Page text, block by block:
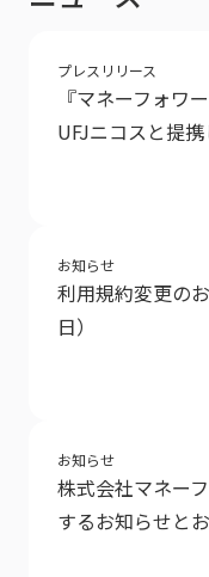
プレスリリース
『マネーフォワ
UFJニコスと提
お知らせ
利用規約変更の
日）
お知らせ
株式会社マネー
するお知らせと